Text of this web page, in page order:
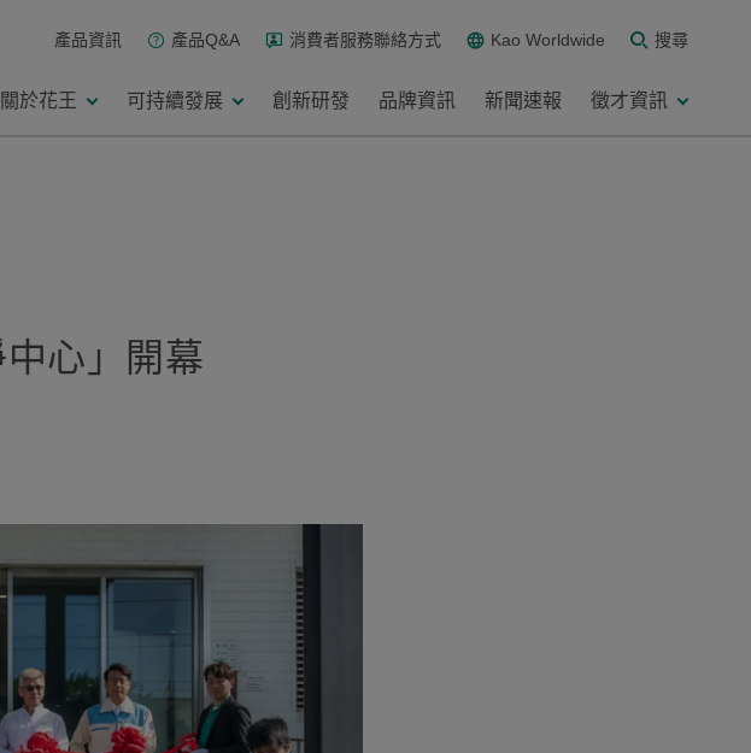
產品資訊 產品Q&A 消費者服務聯絡方式 Kao Worldwide 搜尋
關於花王 可持續發展 創新研發 品牌資訊 新聞速報 徵才資訊
心」開幕